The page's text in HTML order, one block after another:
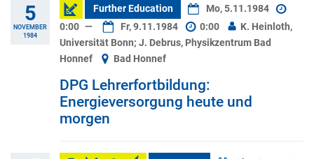
5
NOVEMBER
1984
Further Education
Mo, 5.11.1984
0:00 — Fr, 9.11.1984 0:00
K. Heinloth,
Universität Bonn; J. Debrus, Physikzentrum Bad
Honnef
Bad Honnef
DPG Lehrerfortbildung:
Energieversorgung heute und
morgen